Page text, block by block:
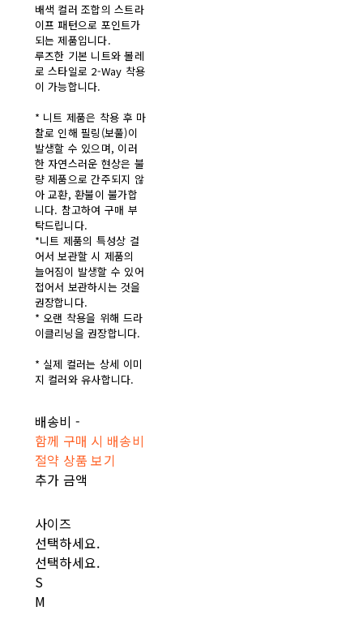
배색 컬러 조합의 스트라
이프 패턴으로 포인트가
되는 제품입니다.
루즈한 기본 니트와 볼레
로 스타일로 2-Way 착용
이 가능합니다.
* 니트 제품은 착용 후 마
찰로 인해 필링(보풀)이
발생할 수 있으며, 이러
한 자연스러운 현상은 불
량 제품으로 간주되지 않
아 교환, 환불이 불가합
니다. 참고하여 구매 부
탁드립니다.
*니트 제품의 특성상 걸
어서 보관할 시 제품의
늘어짐이 발생할 수 있어
접어서 보관하시는 것을
권장합니다.
* 오랜 착용을 위해 드라
이클리닝을 권장합니다.
* 실제 컬러는 상세 이미
지 컬러와 유사합니다.
배송비 -
함께 구매 시 배송비
절약 상품 보기
추가 금액
사이즈
선택하세요.
선택하세요.
S
M